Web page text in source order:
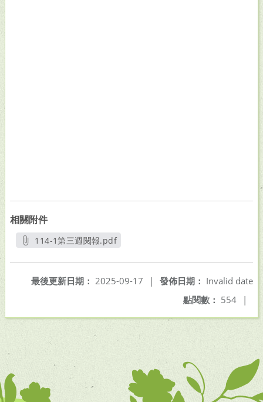
相關附件
114-1第三週閱報.pdf
發佈日期： Invalid date
最後更新日期： 2025-09-17
|
點閱數： 554 |